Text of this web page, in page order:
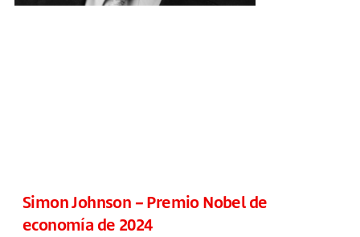
Simon Johnson – Premio Nobel de
economía de 2024